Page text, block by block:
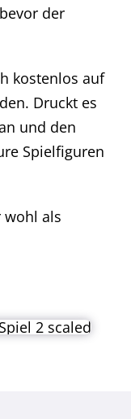
der
kostenlos auf
Druckt es
und den
Spielfiguren
wohl als